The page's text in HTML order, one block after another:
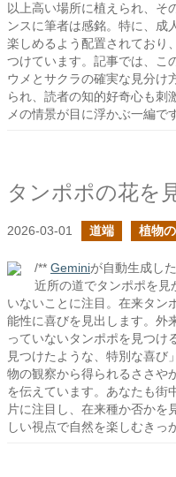
以上高い場所に植えられ、そ
ンスに筆者は感銘。特に、成
楽しめるよう配置されており
つけています。記事では、こ
ウメとサクラの確実な見分け
られ、読者の知的好奇心も刺
メの情景が目に浮かぶ一編で
2026-03-01 道端 植物
/** Geminiが自動生成し
近所の道でタンポポを見
いないことに注目。在来タン
能性に喜びを見出します。外
っていないタンポポを見つけ
見つけたような、特別な喜び
物の観察から得られるささや
を伝えています。あなたも街
片に注目し、在来種か否かを
しい視点で自然を楽しむきっ